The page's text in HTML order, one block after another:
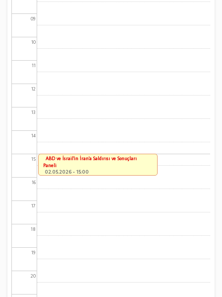
09
10
11
12
13
14
15
16
17
18
19
20
ABD ve İsrail'in İran'a Saldırısı ve Sonuçları
Paneli
02.05.2026 - 15:00